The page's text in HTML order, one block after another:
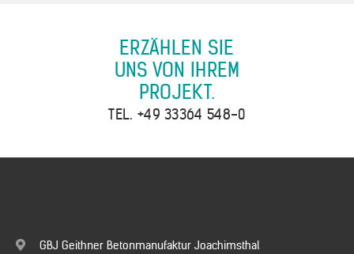
ERZÄHLEN SIE
UNS VON IHREM
PROJEKT.
TEL. +49 33364 548-0
GBJ Geithner Betonmanufaktur Joachimsthal